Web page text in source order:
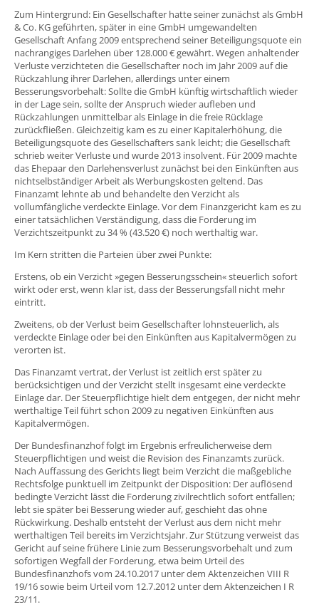
Zum Hintergrund: Ein Gesellschafter hatte seiner zunächst als GmbH
& Co. KG geführten, später in eine GmbH umgewandelten
Gesellschaft Anfang 2009 entsprechend seiner Beteiligungsquote ein
nachrangiges Darlehen über 128.000 € gewährt. Wegen anhaltender
Verluste verzichteten die Gesellschafter noch im Jahr 2009 auf die
Rückzahlung ihrer Darlehen, allerdings unter einem
Besserungsvorbehalt: Sollte die GmbH künftig wirtschaftlich wieder
in der Lage sein, sollte der Anspruch wieder aufleben und
Rückzahlungen unmittelbar als Einlage in die freie Rücklage
zurückfließen. Gleichzeitig kam es zu einer Kapitalerhöhung, die
Beteiligungsquote des Gesellschafters sank leicht; die Gesellschaft
schrieb weiter Verluste und wurde 2013 insolvent. Für 2009 machte
das Ehepaar den Darlehensverlust zunächst bei den Einkünften aus
nichtselbständiger Arbeit als Werbungskosten geltend. Das
Finanzamt lehnte ab und behandelte den Verzicht als
vollumfängliche verdeckte Einlage. Vor dem Finanzgericht kam es zu
einer tatsächlichen Verständigung, dass die Forderung im
Verzichtszeitpunkt zu 34 % (43.520 €) noch werthaltig war.
Im Kern stritten die Parteien über zwei Punkte:
Erstens, ob ein Verzicht »gegen Besserungsschein« steuerlich sofort
wirkt oder erst, wenn klar ist, dass der Besserungsfall nicht mehr
eintritt.
Zweitens, ob der Verlust beim Gesellschafter lohnsteuerlich, als
verdeckte Einlage oder bei den Einkünften aus Kapitalvermögen zu
verorten ist.
Das Finanzamt vertrat, der Verlust ist zeitlich erst später zu
berücksichtigen und der Verzicht stellt insgesamt eine verdeckte
Einlage dar. Der Steuerpflichtige hielt dem entgegen, der nicht mehr
werthaltige Teil führt schon 2009 zu negativen Einkünften aus
Kapitalvermögen.
Der Bundesfinanzhof folgt im Ergebnis erfreulicherweise dem
Steuerpflichtigen und weist die Revision des Finanzamts zurück.
Nach Auffassung des Gerichts liegt beim Verzicht die maßgebliche
Rechtsfolge punktuell im Zeitpunkt der Disposition: Der auflösend
bedingte Verzicht lässt die Forderung zivilrechtlich sofort entfallen;
lebt sie später bei Besserung wieder auf, geschieht das ohne
Rückwirkung. Deshalb entsteht der Verlust aus dem nicht mehr
werthaltigen Teil bereits im Verzichtsjahr. Zur Stützung verweist das
Gericht auf seine frühere Linie zum Besserungsvorbehalt und zum
sofortigen Wegfall der Forderung, etwa beim Urteil des
Bundesfinanzhofs vom 24.10.2017 unter dem Aktenzeichen VIII R
19/16 sowie beim Urteil vom 12.7.2012 unter dem Aktenzeichen I R
23/11.